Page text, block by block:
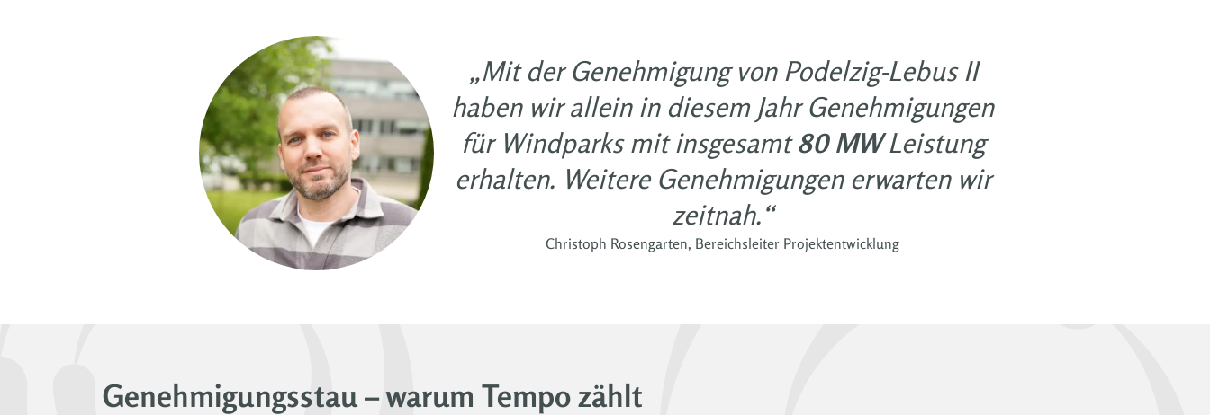
„Mit der Genehmigung von Podelzig-Lebus II
haben wir allein in diesem Jahr Genehmigungen
für Windparks mit insgesamt80 MWLeistung
erhalten. Weitere Genehmigungen erwarten wir
zeitnah.“
Christoph Rosengarten, Bereichsleiter Projektentwicklung
Genehmigungsstau – warum Tempo zählt